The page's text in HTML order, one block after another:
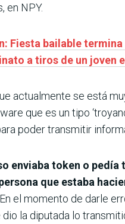
en NPY.
Fiesta bailable
a tiros de un joven
actualmente se está
que es un tipo
poder transmitir
enviaba token o pedía
que estaba
En el momento de darle
la diputada lo